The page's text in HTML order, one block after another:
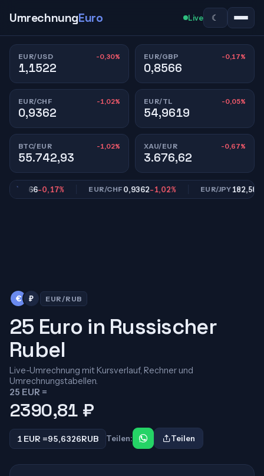
UmrechnungEuro Live ☾
EUR/USD -0,30%
1,1522
EUR/GBP -0,17%
0,8566
EUR/CHF -1,02%
0,9362
EUR/TL -0,05%
54,9619
BTC/EUR -1,02%
55.742,93
XAU/EUR -0,67%
3.676,62
0,8566 -0,17% EUR/CHF0,9362-1,02% EUR/JPY182,58-
€ ₽ EUR/RUB
25 Euro in Russischer
Rubel
Live-Umrechnung mit Kursverlauf, Rechner und
Umrechnungstabellen.
25 EUR =
2390,81 ₽
1 EUR =95,6326RUB Teilen: Teilen